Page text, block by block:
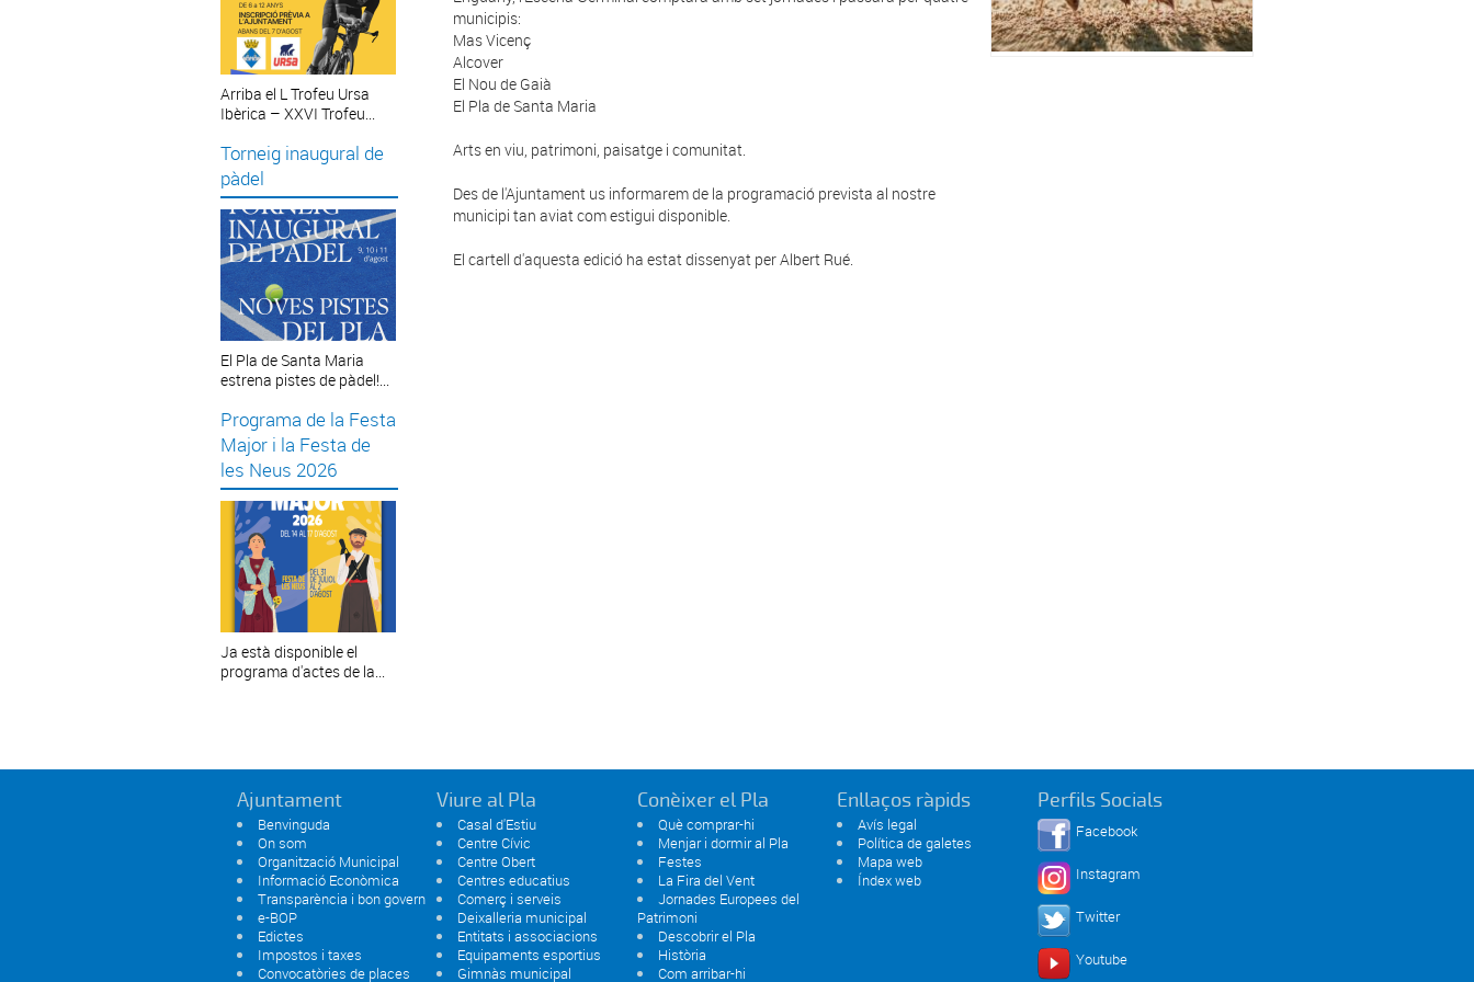
Arriba el L Trofeu Ursa
Ibèrica – XXVI Trofeu...
Torneig inaugural de
pàdel
El Pla de Santa Maria
estrena pistes de pàdel!...
Programa de la Festa
Major i la Festa de
les Neus 2026
Ja està disponible el
programa d'actes de la...
municipis:
Mas Vicenç
Alcover
El Nou de Gaià
El Pla de Santa Maria
Arts en viu, patrimoni, paisatge i comunitat.
Des de l'Ajuntament us informarem de la programació prevista al nostre
municipi tan aviat com estigui disponible.
El cartell d'aquesta edició ha estat dissenyat per Albert Rué.
Ajuntament
Benvinguda
On som
Organització Municipal
Informació Econòmica
Transparència i bon govern
e-BOP
Edictes
Impostos i taxes
Convocatòries de places
Viure al Pla
Casal d'Estiu
Centre Cívic
Centre Obert
Centres educatius
Comerç i serveis
Deixalleria municipal
Entitats i associacions
Equipaments esportius
Gimnàs municipal
Conèixer el Pla
Què comprar-hi
Menjar i dormir al Pla
Festes
La Fira del Vent
Jornades Europees del
Patrimoni
Descobrir el Pla
Història
Com arribar-hi
Enllaços ràpids
Avís legal
Política de galetes
Mapa web
Índex web
Perfils Socials
Facebook
Instagram
Twitter
Youtube